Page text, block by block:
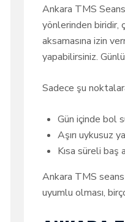
Ankara TMS
yönlerinden biridir,
aksamasına izin
yapabilirsiniz.
Sadece şu
Gün içinde bol
Aşırı uykusuz
Kısa süreli baş
Ankara TMS seans
uyumlu olması,